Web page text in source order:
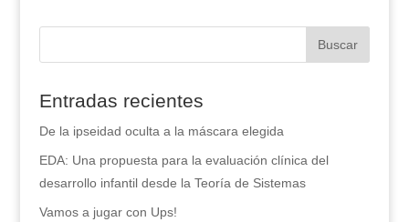
Entradas recientes
De la ipseidad oculta a la máscara elegida
EDA: Una propuesta para la evaluación clínica del
desarrollo infantil desde la Teoría de Sistemas
Vamos a jugar con Ups!